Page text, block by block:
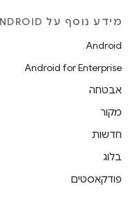
מידע נוסף על ANDROID
Android
Android for Enterprise
אבטחה
מקור
חדשות
בלוג
פודקאסטים